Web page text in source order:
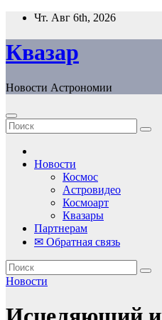
Перейти
содержанию
Чт. Авг 6th, 2026
Квазар
Новости Астрономии
Новости
Космос
Астровидео
Космоарт
Квазары
Партнерам
✉ Обратная связь
Новости